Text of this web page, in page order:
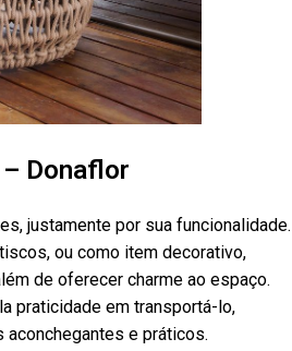
Donaflor
justamente por sua funcionalidade.
ou como item decorativo,
de oferecer charme ao espaço.
praticidade em transportá-lo,
aconchegantes e práticos.